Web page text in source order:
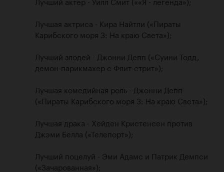
Лучшая актриса - Кира Найтли («Пираты
Карибского моря 3: На краю Света»);
Лучший злодей - Джонни Депп («Суини Тодд,
демон-парикмахер с Флит-стрит»);
Лучшая комедийная роль - Джонни Депп
(«Пираты Карибского моря 3: На краю Света»);
Лучшая драка - Хейден Кристенсен против
Джэми Белла («Телепорт»);
Лучший поцелуй - Эми Адамс и Патрик Демпси
(«Зачарованная»);